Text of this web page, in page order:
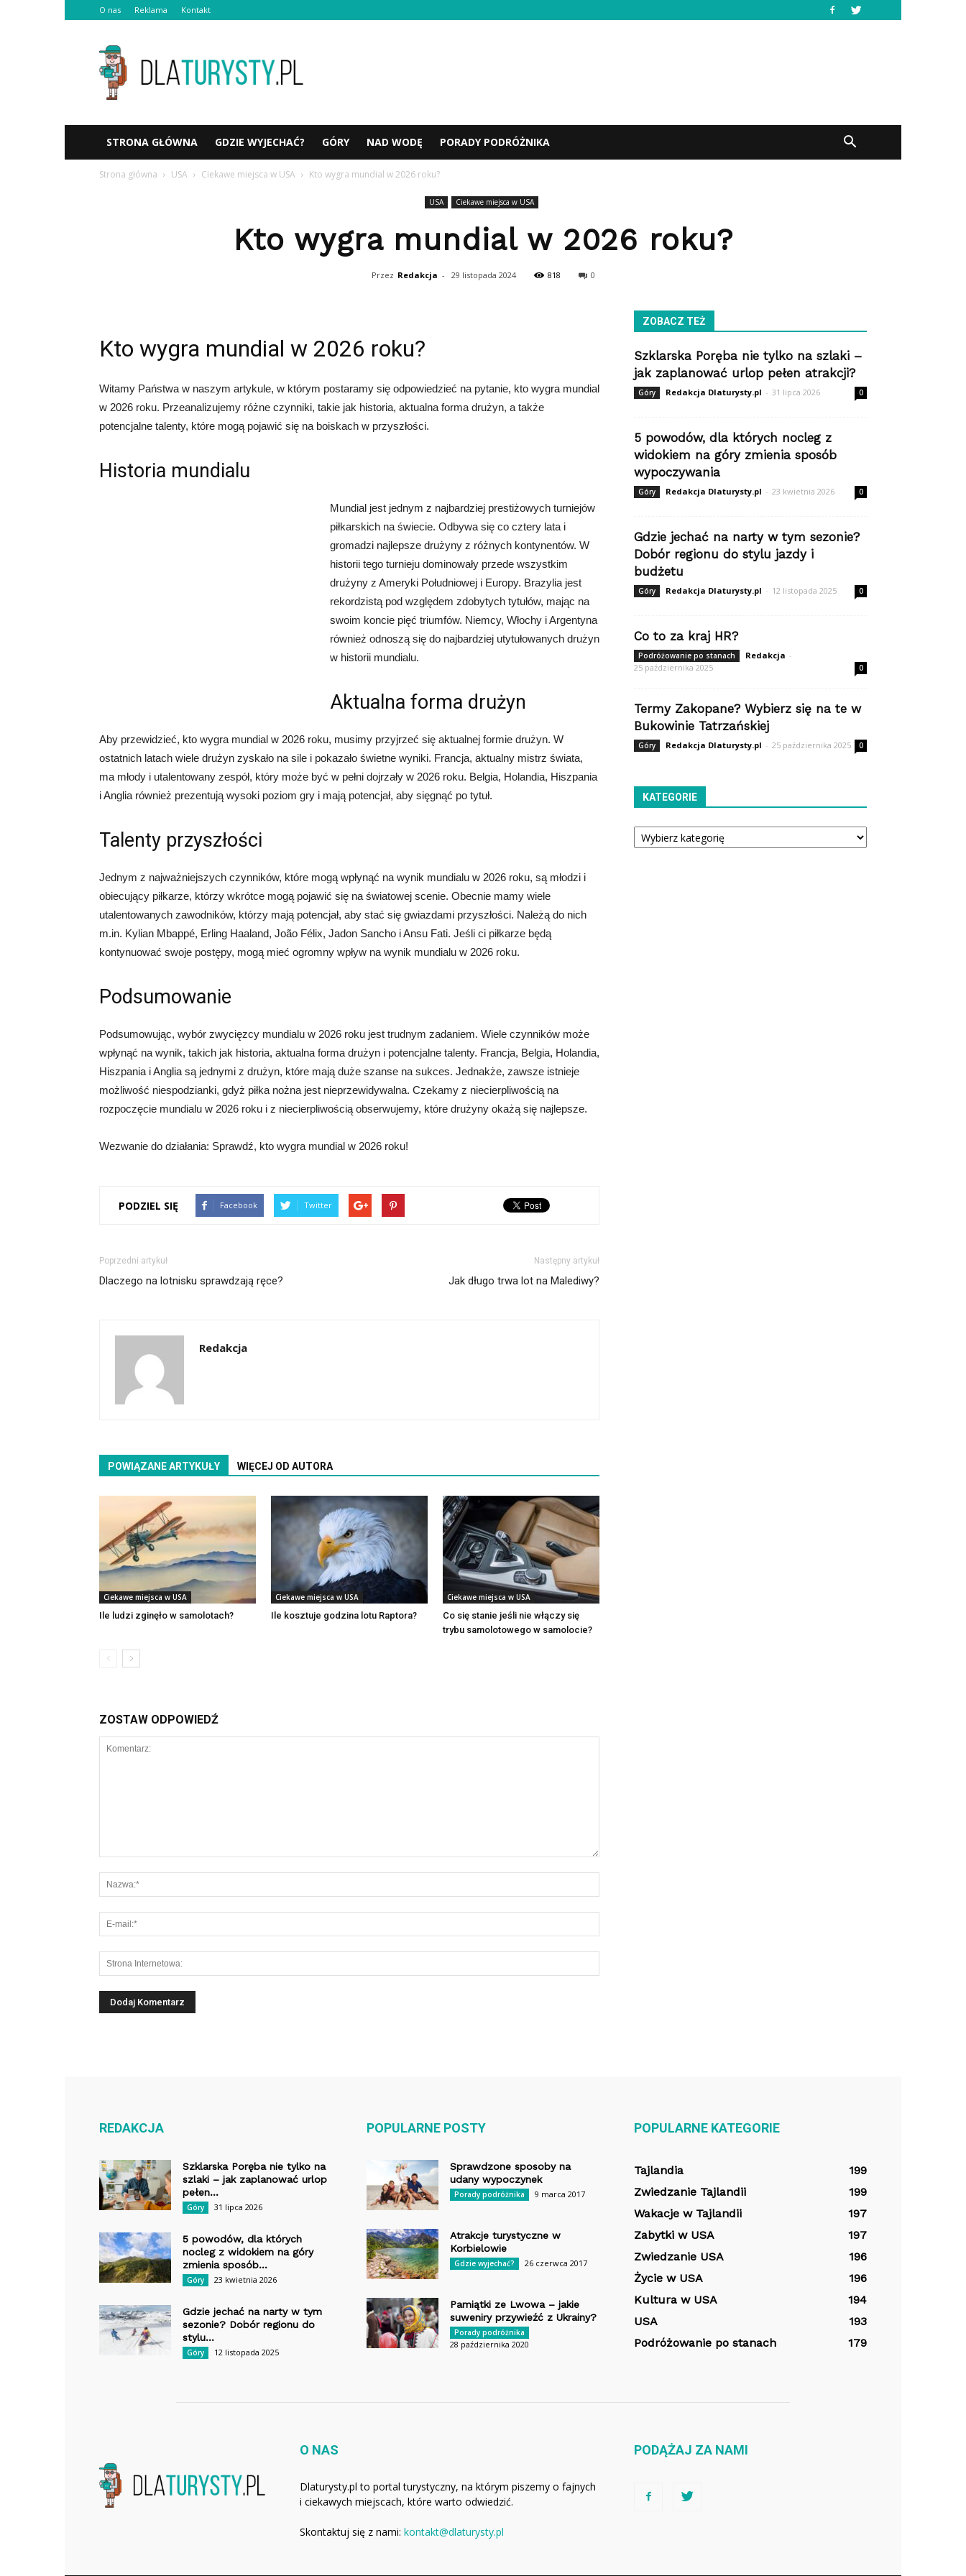
O nas Reklama Kontakt
Dlaturysty.pl
STRONA GŁÓWNA GDZIE WYJECHAĆ? GÓRY NAD WODĘ PORADY PODRÓŻNIKA
Strona główna USA Ciekawe miejsca w USA Kto wygra mundial w 2026 roku?
USA Ciekawe miejsca w USA
Kto wygra mundial w 2026 roku?
Przez Redakcja - 29 listopada 2024 818 0
Kto wygra mundial w 2026 roku?
Witamy Państwa w naszym artykule, w którym postaramy się odpowiedzieć na pytanie, kto wygra mundial
w 2026 roku. Przeanalizujemy różne czynniki, takie jak historia, aktualna forma drużyn, a także
potencjalne talenty, które mogą pojawić się na boiskach w przyszłości.
Historia mundialu
Mundial jest jednym z najbardziej prestiżowych turniejów
piłkarskich na świecie. Odbywa się co cztery lata i
gromadzi najlepsze drużyny z różnych kontynentów. W
historii tego turnieju dominowały przede wszystkim
drużyny z Ameryki Południowej i Europy. Brazylia jest
rekordzistą pod względem zdobytych tytułów, mając na
swoim koncie pięć triumfów. Niemcy, Włochy i Argentyna
również odnoszą się do najbardziej utytułowanych drużyn
w historii mundialu.
Aktualna forma drużyn
Aby przewidzieć, kto wygra mundial w 2026 roku, musimy przyjrzeć się aktualnej formie drużyn. W
ostatnich latach wiele drużyn zyskało na sile i pokazało świetne wyniki. Francja, aktualny mistrz świata,
ma młody i utalentowany zespół, który może być w pełni dojrzały w 2026 roku. Belgia, Holandia, Hiszpania
i Anglia również prezentują wysoki poziom gry i mają potencjał, aby sięgnąć po tytuł.
Talenty przyszłości
Jednym z najważniejszych czynników, które mogą wpłynąć na wynik mundialu w 2026 roku, są młodzi i
obiecujący piłkarze, którzy wkrótce mogą pojawić się na światowej scenie. Obecnie mamy wiele
utalentowanych zawodników, którzy mają potencjał, aby stać się gwiazdami przyszłości. Należą do nich
m.in. Kylian Mbappé, Erling Haaland, João Félix, Jadon Sancho i Ansu Fati. Jeśli ci piłkarze będą
kontynuować swoje postępy, mogą mieć ogromny wpływ na wynik mundialu w 2026 roku.
Podsumowanie
Podsumowując, wybór zwycięzcy mundialu w 2026 roku jest trudnym zadaniem. Wiele czynników może
wpłynąć na wynik, takich jak historia, aktualna forma drużyn i potencjalne talenty. Francja, Belgia, Holandia,
Hiszpania i Anglia są jednymi z drużyn, które mają duże szanse na sukces. Jednakże, zawsze istnieje
możliwość niespodzianki, gdyż piłka nożna jest nieprzewidywalna. Czekamy z niecierpliwością na
rozpoczęcie mundialu w 2026 roku i z niecierpliwością obserwujemy, które drużyny okażą się najlepsze.
Wezwanie do działania: Sprawdź, kto wygra mundial w 2026 roku!
PODZIEL SIĘ Facebook Twitter
Poprzedni artykuł
Dlaczego na lotnisku sprawdzają ręce?
Następny artykuł
Jak długo trwa lot na Malediwy?
Redakcja
POWIĄZANE ARTYKUŁY WIĘCEJ OD AUTORA
Ciekawe miejsca w USA
Ile ludzi zginęło w samolotach?
Ciekawe miejsca w USA
Ile kosztuje godzina lotu Raptora?
Ciekawe miejsca w USA
Co się stanie jeśli nie włączy się
trybu samolotowego w samolocie?
ZOSTAW ODPOWIEDŹ
ZOBACZ TEŻ
Szklarska Poręba nie tylko na szlaki –
jak zaplanować urlop pełen atrakcji?
Góry Redakcja Dlaturysty.pl - 31 lipca 2026 0
5 powodów, dla których nocleg z
widokiem na góry zmienia sposób
wypoczywania
Góry Redakcja Dlaturysty.pl - 23 kwietnia 2026 0
Gdzie jechać na narty w tym sezonie?
Dobór regionu do stylu jazdy i
budżetu
Góry Redakcja Dlaturysty.pl - 12 listopada 2025 0
Co to za kraj HR?
Podróżowanie po stanach Redakcja -
25 października 2025
0
Termy Zakopane? Wybierz się na te w
Bukowinie Tatrzańskiej
Góry Redakcja Dlaturysty.pl - 25 października 2025 0
KATEGORIE
Kategorie
REDAKCJA
Szklarska Poręba nie tylko na
szlaki – jak zaplanować urlop
pełen...
Góry 31 lipca 2026
5 powodów, dla których
nocleg z widokiem na góry
zmienia sposób...
Góry 23 kwietnia 2026
Gdzie jechać na narty w tym
sezonie? Dobór regionu do
stylu...
Góry 12 listopada 2025
POPULARNE POSTY
Sprawdzone sposoby na
udany wypoczynek
Porady podróżnika 9 marca 2017
Atrakcje turystyczne w
Korbielowie
Gdzie wyjechać? 26 czerwca 2017
Pamiątki ze Lwowa – jakie
suweniry przywieźć z Ukrainy?
Porady podróżnika
28 października 2020
POPULARNE KATEGORIE
Tajlandia
199
Zwiedzanie Tajlandii
199
Wakacje w Tajlandii
197
Zabytki w USA
197
Zwiedzanie USA
196
Życie w USA
196
Kultura w USA
194
USA
193
Podróżowanie po stanach
179
O NAS
Dlaturysty.pl to portal turystyczny, na którym piszemy o fajnych
i ciekawych miejscach, które warto odwiedzić.
Skontaktuj się z nami: kontakt@dlaturysty.pl
PODĄŻAJ ZA NAMI